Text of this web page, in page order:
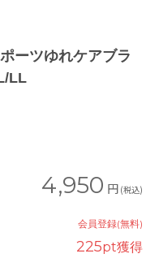
ーツゆれケアブラ
LL
4,950 円 (税込)
会員登録(無料)
225pt獲得